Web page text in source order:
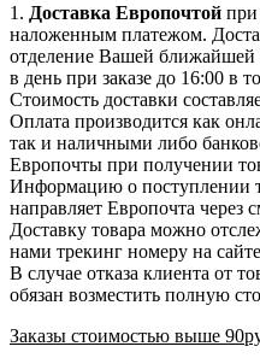
1. Доставка Европочтой при
наложенным платежом.
отделение Вашей ближайшей
в день при заказе до 16:00 в
Стоимость доставки
Оплата производится как
так и наличными либо
Европочты при получении
Информацию о поступлении
направляет Европочта через
Доставку товара можно
нами трекинг номеру на
В случае отказа клиента от
обязан возместить полную
Заказы стоимостью выше